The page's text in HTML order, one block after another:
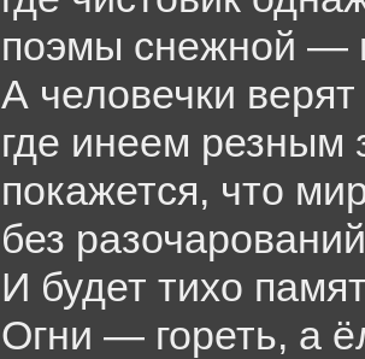
поэмы снежной —
А человечки
где инеем резным
покажется, что
без
И будет тихо
Огни — гореть, а